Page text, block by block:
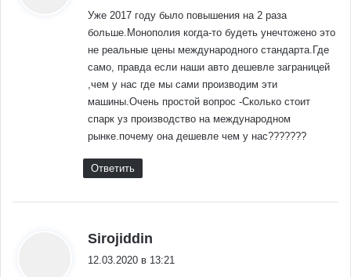
Уже 2017 году было повышения на 2 раза
больше.Монополия когда-то будеть унечтожено это
не реальные цены международного стандарта.Где
само, правда если наши авто дешевле заграницей
,чем у нас где мы сами производим эти
машины.Очень простой вопрос -Сколько стоит
спарк уз производство на международном
рынке.почему она дешевле чем у нас???????
Ответить
Sirojiddin
12.03.2020 в 13:21